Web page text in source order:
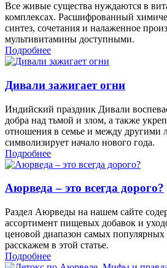
Все живые существа нуждаются в
комплексах. Расшифрованный
синтез, сочетания и налаженное
мультивитамины доступными.
Подробнее
Дивали зажигает огни
Индийский праздник Дивали
добра над тьмой и злом, а также
отношения в семье и между другими
символизирует начало нового года.
Подробнее
Аюрведа – это всегда дорого?
Раздел Аюрведы на нашем сайте
ассортимент пищевых добавок и
ценовой диапазон самых популярных
расскажем в этой статье.
Подробнее